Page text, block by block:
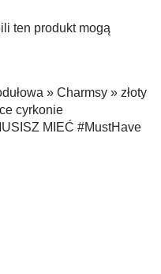
ten produkt mogą
»Charmsy »złoty
cyrkonie
MIEĆ #MustHave